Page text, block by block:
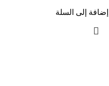
إضافة إلى السلة